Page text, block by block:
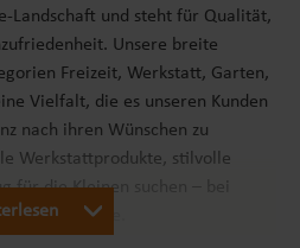
Landschaft und steht für Qualität,
Unsere breite
Freizeit, Werkstatt, Garten,
Vielfalt, die es unseren Kunden
nach ihren Wünschen zu
Werkstattprodukte, stilvolle
für die Kleinen suchen – bei
Produkte.